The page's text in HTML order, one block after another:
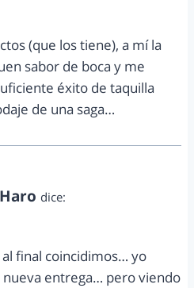
(que los tiene), a mí la
sabor de boca y me
éxito de taquilla
de una saga…
dice:
al final coincidimos… yo
entrega… pero viendo